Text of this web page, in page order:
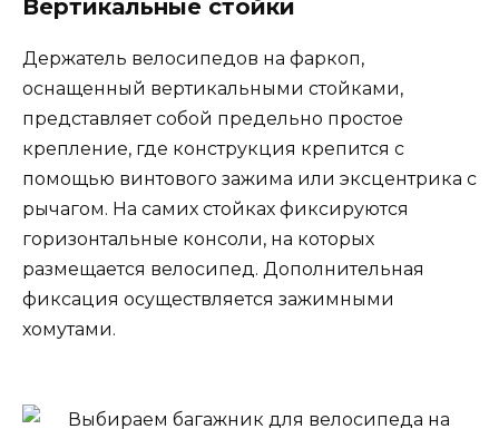
Вертикальные стойки
Держатель велосипедов на фаркоп,
оснащенный вертикальными стойками,
представляет собой предельно простое
крепление, где конструкция крепится с
помощью винтового зажима или эксцентрика с
рычагом. На самих стойках фиксируются
горизонтальные консоли, на которых
размещается велосипед. Дополнительная
фиксация осуществляется зажимными
хомутами.